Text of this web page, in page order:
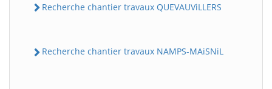
Recherche chantier travaux QUEVAUViLLERS
Recherche chantier travaux NAMPS-MAiSNiL